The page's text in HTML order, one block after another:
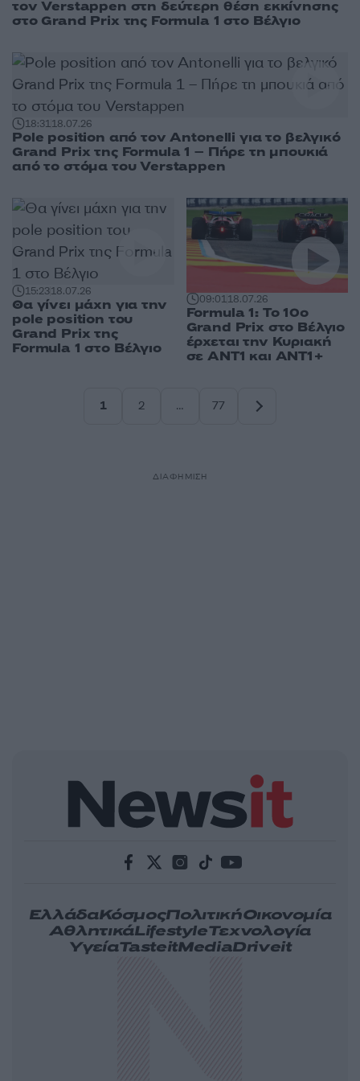
τον Verstappen στη δεύτερη θέση εκκίνησης
στο Grand Prix της Formula 1 στο Βέλγιο
18:3118.07.26
Pole position από τον Antonelli για το βελγικό
Grand Prix της Formula 1 – Πήρε τη μπουκιά
από το στόμα του Verstappen
15:2318.07.26
Θα γίνει μάχη για την
pole position του
Grand Prix της
Formula 1 στο Βέλγιο
09:0118.07.26
Formula 1: Το 10ο
Grand Prix στο Βέλγιο
έρχεται την Κυριακή
σε ΑΝΤ1 και ΑΝΤ1+
1
2
…
77
ΔΙΑΦΗΜΙΣΗ
ΕλλάδαΚόσμοςΠολιτικήΟικονομία
ΑθλητικάLifestyleΤεχνολογία
ΥγείαTasteitMediaDriveit